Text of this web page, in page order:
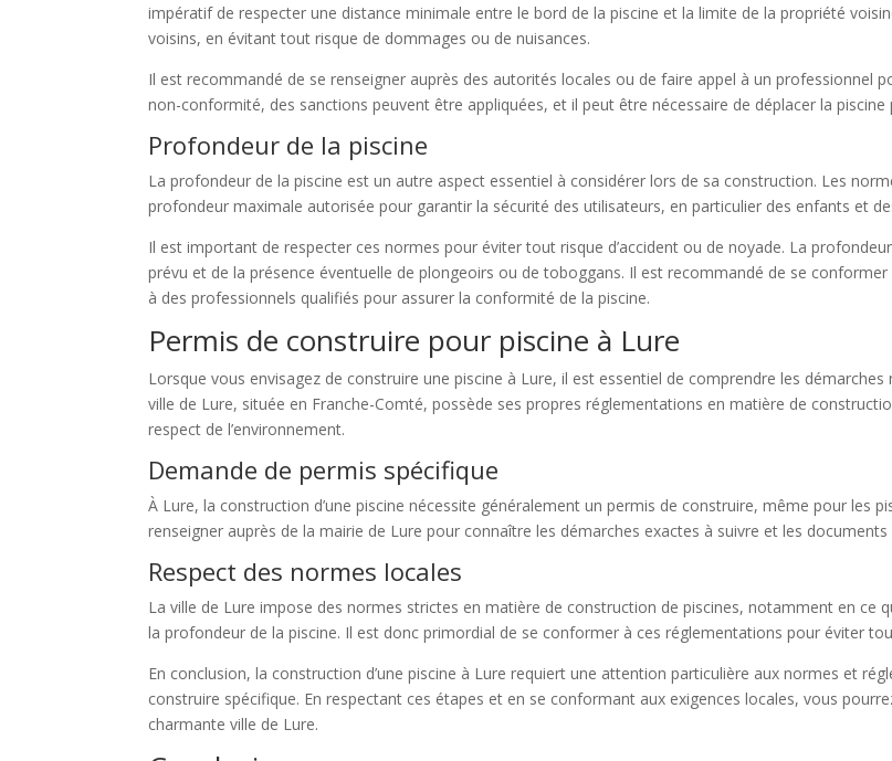
impératif de respecter une distance minimale entre le bord de la piscine et la limite de la propriété
voisins, en évitant tout risque de dommages ou de nuisances.
Il est recommandé de se renseigner auprès des autorités locales ou de faire appel à un professionnel
non-conformité, des sanctions peuvent être appliquées, et il peut être nécessaire de déplacer la
Profondeur de la piscine
La profondeur de la piscine est un autre aspect essentiel à considérer lors de sa construction. Les
profondeur maximale autorisée pour garantir la sécurité des utilisateurs, en particulier des enfants et
Il est important de respecter ces normes pour éviter tout risque d’accident ou de noyade. La
prévu et de la présence éventuelle de plongeoirs ou de toboggans. Il est recommandé de se
à des professionnels qualifiés pour assurer la conformité de la piscine.
Permis de construire pour piscine à Lure
Lorsque vous envisagez de construire une piscine à Lure, il est essentiel de comprendre les
ville de Lure, située en Franche-Comté, possède ses propres réglementations en matière de
respect de l’environnement.
Demande de permis spécifique
À Lure, la construction d’une piscine nécessite généralement un permis de construire, même pour les
renseigner auprès de la mairie de Lure pour connaître les démarches exactes à suivre et les
Respect des normes locales
La ville de Lure impose des normes strictes en matière de construction de piscines, notamment en ce
la profondeur de la piscine. Il est donc primordial de se conformer à ces réglementations pour éviter
En conclusion, la construction d’une piscine à Lure requiert une attention particulière aux normes et
construire spécifique. En respectant ces étapes et en se conformant aux exigences locales, vous
charmante ville de Lure.